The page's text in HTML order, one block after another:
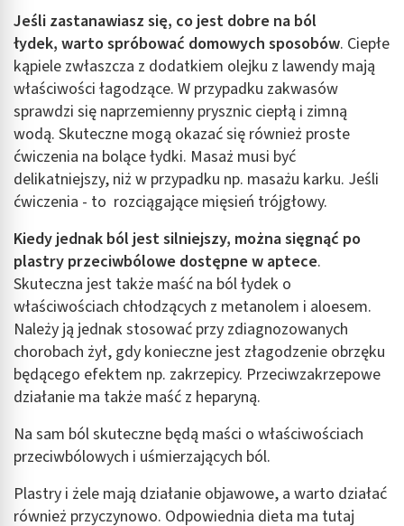
Jeśli zastanawiasz się, co jest dobre na ból
łydek, warto spróbować domowych sposobów. Ciepłe
kąpiele zwłaszcza z dodatkiem olejku z lawendy mają
właściwości łagodzące. W przypadku zakwasów
sprawdzi się naprzemienny prysznic ciepłą i zimną
wodą. Skuteczne mogą okazać się również proste
ćwiczenia na bolące łydki. Masaż musi być
delikatniejszy, niż w przypadku np. masażu karku. Jeśli
ćwiczenia - to rozciągające mięsień trójgłowy.
Kiedy jednak ból jest silniejszy, można sięgnąć po
plastry przeciwbólowe dostępne w aptece.
Skuteczna jest także maść na ból łydek o
właściwościach chłodzących z metanolem i aloesem.
Należy ją jednak stosować przy zdiagnozowanych
chorobach żył, gdy konieczne jest złagodzenie obrzęku
będącego efektem np. zakrzepicy. Przeciwzakrzepowe
działanie ma także maść z heparyną.
Na sam ból skuteczne będą maści o właściwościach
przeciwbólowych i uśmierzających ból.
Plastry i żele mają działanie objawowe, a warto działać
również przyczynowo. Odpowiednia dieta ma tutaj